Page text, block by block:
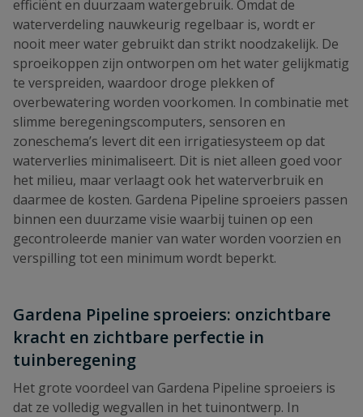
efficiënt en duurzaam watergebruik. Omdat de
waterverdeling nauwkeurig regelbaar is, wordt er
nooit meer water gebruikt dan strikt noodzakelijk. De
sproeikoppen zijn ontworpen om het water gelijkmatig
te verspreiden, waardoor droge plekken of
overbewatering worden voorkomen. In combinatie met
slimme beregeningscomputers, sensoren en
zoneschema’s levert dit een irrigatiesysteem op dat
waterverlies minimaliseert. Dit is niet alleen goed voor
het milieu, maar verlaagt ook het waterverbruik en
daarmee de kosten. Gardena Pipeline sproeiers passen
binnen een duurzame visie waarbij tuinen op een
gecontroleerde manier van water worden voorzien en
verspilling tot een minimum wordt beperkt.
Gardena Pipeline sproeiers: onzichtbare
kracht en zichtbare perfectie in
tuinberegening
Het grote voordeel van Gardena Pipeline sproeiers is
dat ze volledig wegvallen in het tuinontwerp. In